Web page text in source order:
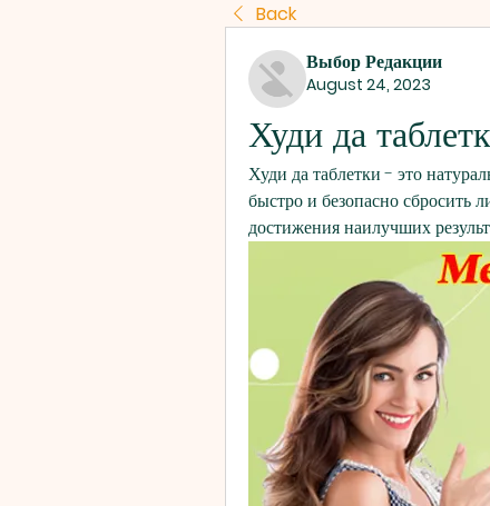
Back
Выбор Редакции
August 24, 2023
Худи да
Худи да таблетки - это
быстро и безопасно сбросить
достижения наилучших